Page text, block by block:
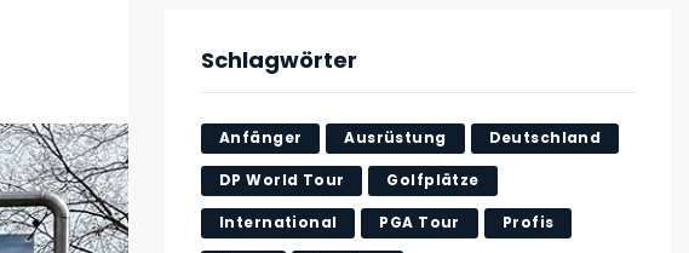
Schlagwörter
Anfänger Ausrüstung Deutschland
DP World Tour Golfplätze
International PGA Tour Profis